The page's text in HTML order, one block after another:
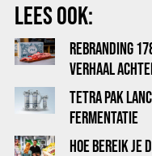
LEES OOK:
REBRANDING
VERHAAL
TETRA PAK
FERMENTATIE
HOE BEREIK JE